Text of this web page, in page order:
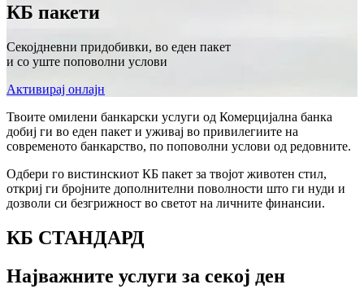
КБ пакети
Секојдневни придобивки, во еден пакет
и со уште поповолни услови
Активирај онлајн
Твоите омилени банкарски услуги од Комерцијална банка
добиј ги во еден пакет и уживај во привилегиите на
современото банкарство, по поповолни услови од редовните.
Одбери го вистинскиот КБ пакет за твојот животен стил,
откриј ги бројните дополнителни поволности што ги нуди и
дозволи си безгрижност во светот на личните финансии.
КБ СТАНДАРД
Најважните услуги за секој ден